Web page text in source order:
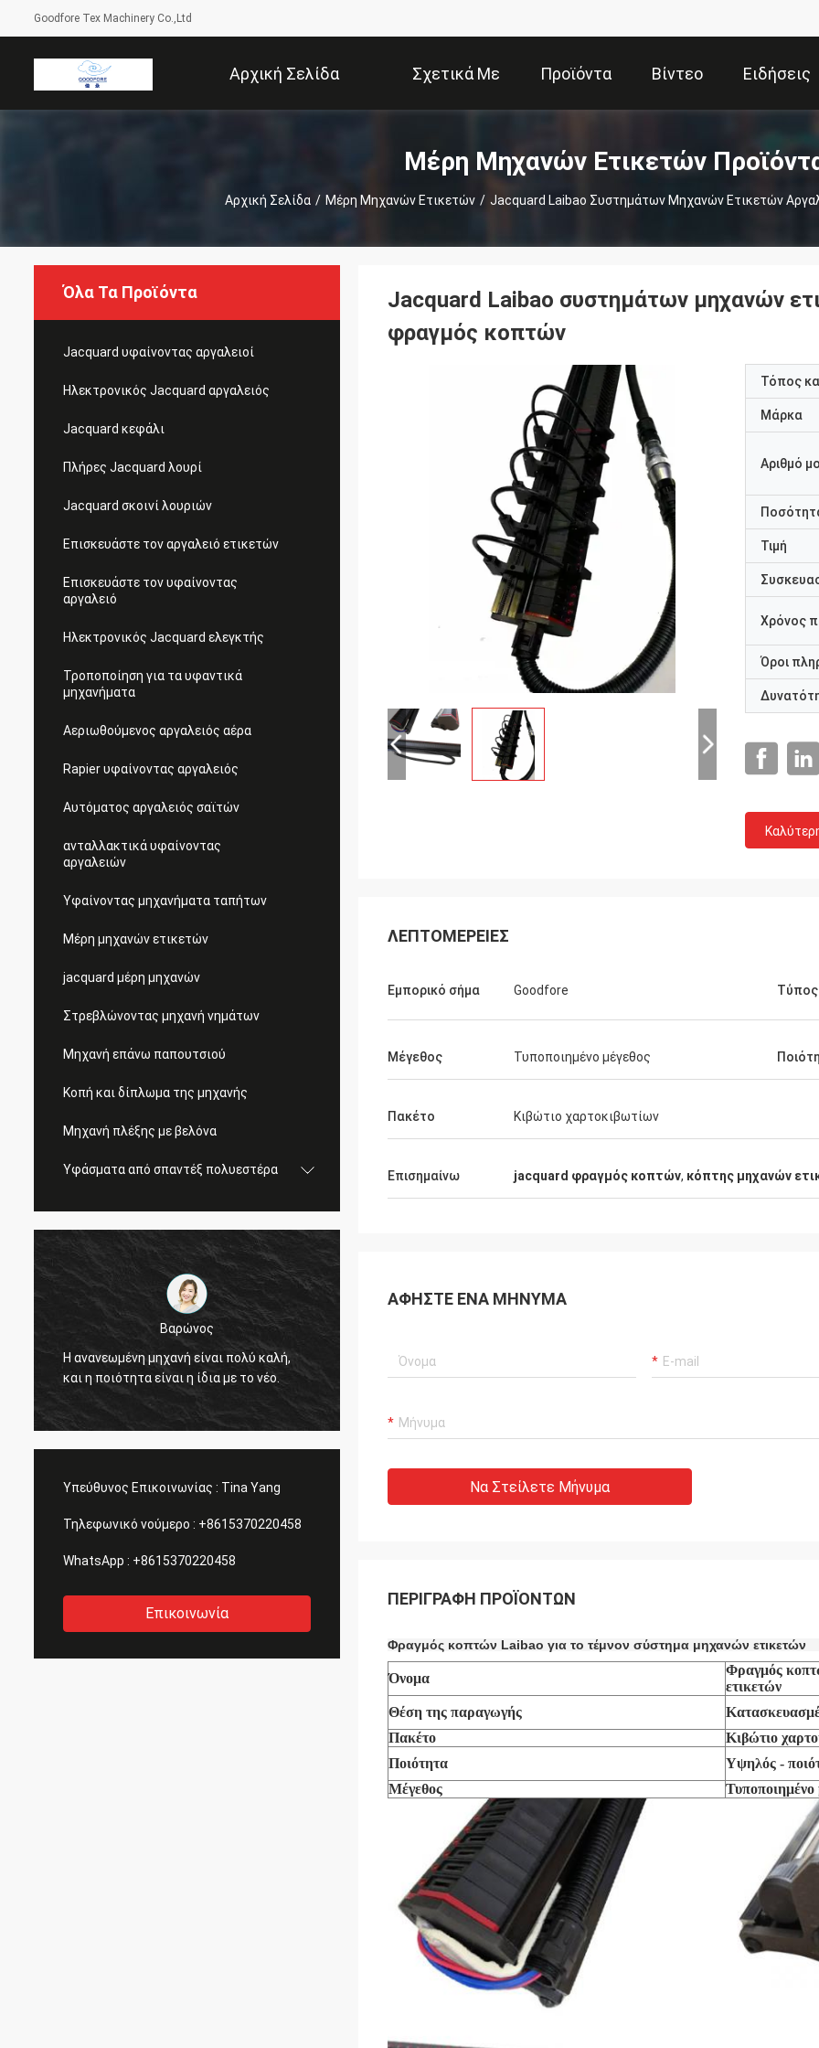
Goodfore Tex Machinery Co.,Ltd
Αρχική Σελίδα Σχετικά Με
Εμάς
Προϊόντα Βίντεο Ειδήσεις
Μέρη Μηχανών Ετικετών
Αρχική Σελίδα / Μέρη Μηχανών Ετικετών / Jacquard Laibao Συστημάτων Μηχανών Ετικετών
Όλα Τα Προϊόντα
Jacquard υφαίνοντας αργαλειοί
Ηλεκτρονικός Jacquard αργαλειός
Jacquard κεφάλι
Πλήρες Jacquard λουρί
Jacquard σκοινί λουριών
Επισκευάστε τον αργαλειό ετικετών
Επισκευάστε τον υφαίνοντας
αργαλειό
Ηλεκτρονικός Jacquard ελεγκτής
Τροποποίηση για τα υφαντικά
μηχανήματα
Αεριωθούμενος αργαλειός αέρα
Rapier υφαίνοντας αργαλειός
Αυτόματος αργαλειός σαϊτών
ανταλλακτικά υφαίνοντας
αργαλειών
Υφαίνοντας μηχανήματα ταπήτων
Μέρη μηχανών ετικετών
jacquard μέρη μηχανών
Στρεβλώνοντας μηχανή νημάτων
Μηχανή επάνω παπουτσιού
Κοπή και δίπλωμα της μηχανής
Μηχανή πλέξης με βελόνα
Υφάσματα από σπαντέξ πολυεστέρα
Βαρώνος
Η ανανεωμένη μηχανή είναι πολύ καλή,
και η ποιότητα είναι η ίδια με το νέο.
πολύ υψηλή και έχει συστηθεί στους
Το προϊόν είναι πολύ
είναι πολύ υψηλή. Θα
Υπεύθυνος Επικοινωνίας : Tina Yang
Τηλεφωνικό νούμερο : +8615370220458
WhatsApp : +8615370220458
Επικοινωνία
Jacquard Laibao συστημάτων μηχανών
φραγμός κοπτών
Τόπος
Μάρκα
Αριθμό
Τιμή
Χρόνος
Όροι
ΛΕΠΤΟΜΈΡΕΙΕΣ
Εμπορικό σήμα Goodfore Τύπος
Μέγεθος Τυποποιημένο μέγεθος
Πακέτο Κιβώτιο χαρτοκιβωτίων
Επισημαίνω jacquard φραγμός κοπτών, κόπτης μηχανών
ΑΦΉΣΤΕ ΈΝΑ ΜΉΝΥΜΑ
Να Στείλετε Μήνυμα
ΠΕΡΙΓΡΑΦΉ ΠΡΟΪΌΝΤΩΝ
Φραγμός κοπτών Laibao για το τέμνον σύστημα μηχανών ετικετών
Όνομα
Φραγμός
ετικετών
Θέση της παραγωγής
Πακέτο
Κιβώτιο
Ποιότητα
Υψηλός -
Μέγεθος
Τυποποιημένο